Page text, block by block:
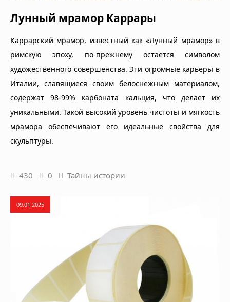
Лунный мрамор Каррары
Каррарский мрамор, известный как «Лунный мрамор» в
римскую эпоху, по-прежнему остается символом
художественного совершенства. Эти огромные карьеры в
Италии, славящиеся своим белоснежным материалом,
содержат 98-99% карбоната кальция, что делает их
уникальными. Такой высокий уровень чистоты и мягкость
мрамора обеспечивают его идеальные свойства для
скульптуры.
430 0 Тайны истории
09.01.2025